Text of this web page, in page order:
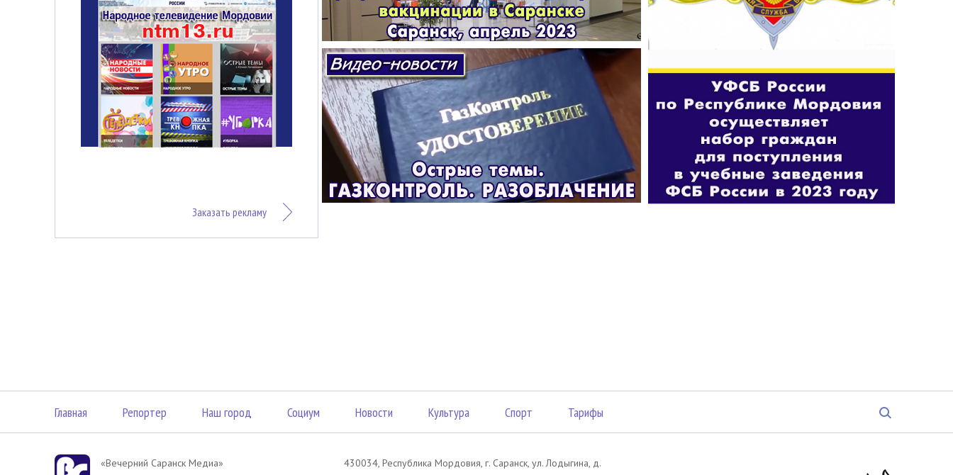
Заказать рекламу
Главная Репортер Наш город Социум Новости Культура Спорт Тарифы
«Вечерний Саранск Mедиа»
430034, Республика Мордовия, г. Саранск, ул. Лодыгина, д.